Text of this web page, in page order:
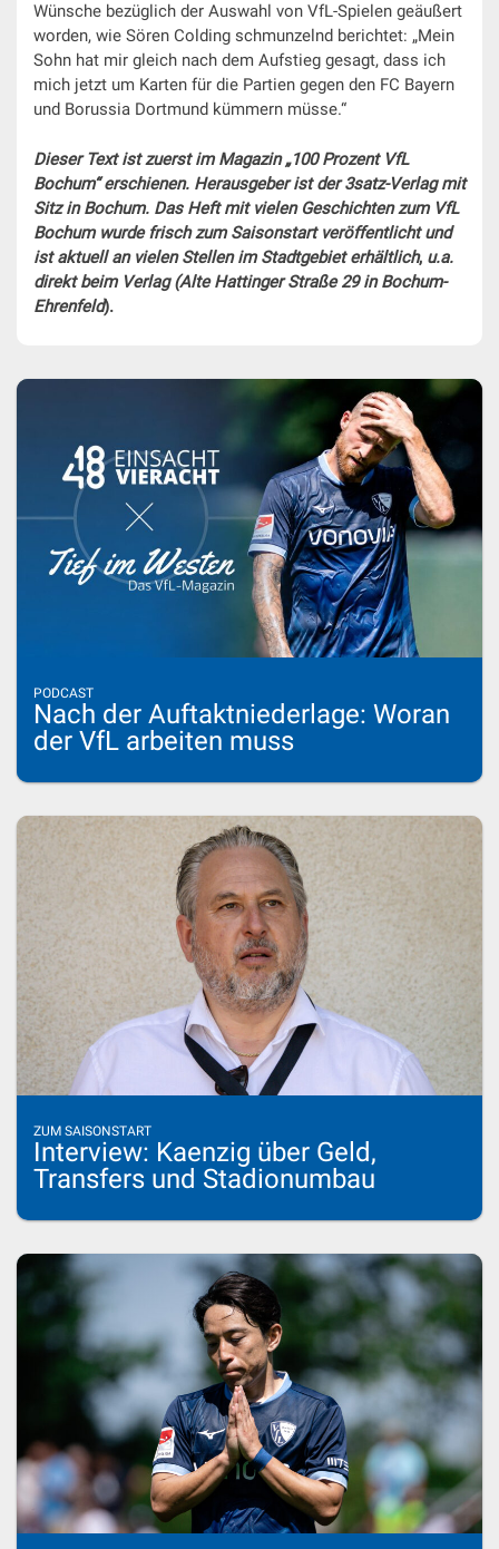
Wünsche bezüglich der Auswahl von VfL-Spielen geäußert
worden, wie Sören Colding schmunzelnd berichtet: „Mein
Sohn hat mir gleich nach dem Aufstieg gesagt, dass ich
mich jetzt um Karten für die Partien gegen den FC Bayern
und Borussia Dortmund kümmern müsse.“
Dieser Text ist zuerst im Magazin „100 Prozent VfL
Bochum“ erschienen. Herausgeber ist der 3satz-Verlag mit
Sitz in Bochum. Das Heft mit vielen Geschichten zum VfL
Bochum wurde frisch zum Saisonstart veröffentlicht und
ist aktuell an vielen Stellen im Stadtgebiet erhältlich, u.a.
direkt beim Verlag (Alte Hattinger Straße 29 in Bochum-
Ehrenfeld).
PODCAST
Nach der Auftaktniederlage: Woran
der VfL arbeiten muss
ZUM SAISONSTART
Interview: Kaenzig über Geld,
Transfers und Stadionumbau